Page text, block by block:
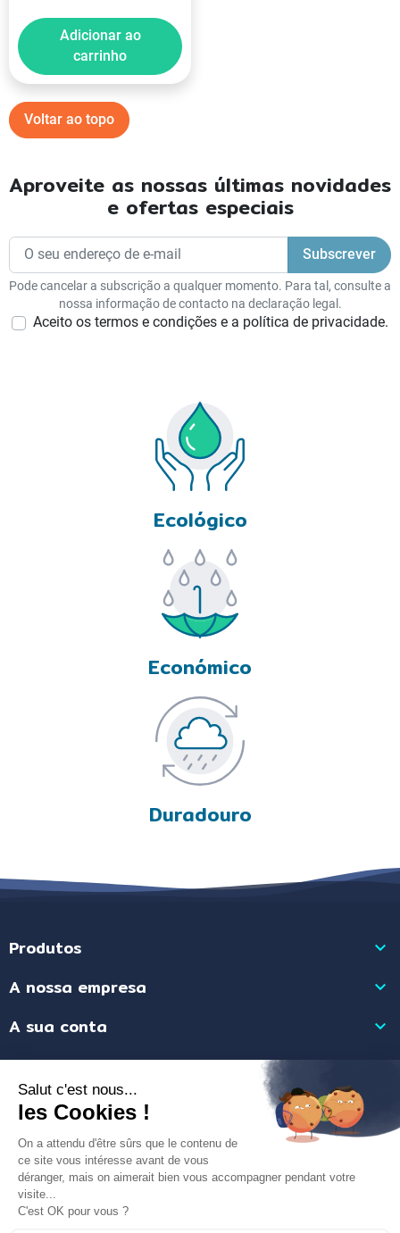
Adicionar ao
carrinho
Voltar ao topo
Aproveite as nossas últimas novidades
e ofertas especiais
Pode cancelar a subscrição a qualquer momento. Para tal, consulte a
nossa informação de contacto na declaração legal.
Aceito os termos e condições e a política de privacidade.
Ecológico
Económico
Duradouro
Produtos 
A nossa empresa 
A sua conta 
Informação da Loja
Merchant approved by Guaranteed Reviews Company, clic here to display
attestation.